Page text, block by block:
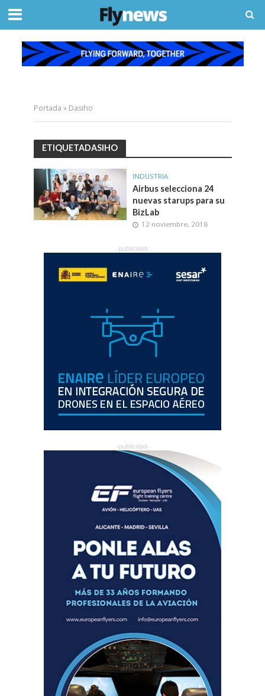
Portada » Dasiho
ETIQUETADASIHO
INDUSTRIA
Airbus selecciona 24
nuevas starups para su
BizLab
12 noviembre, 2018